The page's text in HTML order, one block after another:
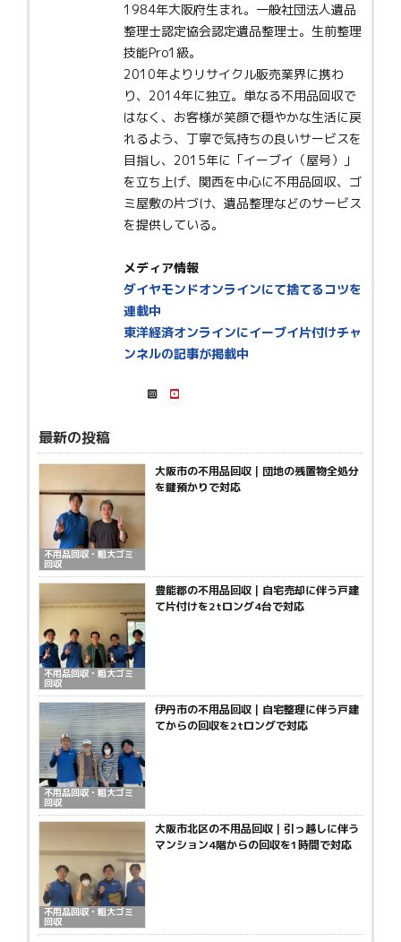
1984年大阪府生まれ。一般社団法人遺品
整理士認定協会認定遺品整理士。生前整理
技能Pro1級。
2010年よりリサイクル販売業界に携わ
り、2014年に独立。単なる不用品回収で
はなく、お客様が笑顔で穏やかな生活に戻
れるよう、丁寧で気持ちの良いサービスを
目指し、2015年に「イーブイ（屋号）」
を立ち上げ、関西を中心に不用品回収、ゴ
ミ屋敷の片づけ、遺品整理などのサービス
を提供している。
メディア情報
ダイヤモンドオンラインにて捨てるコツを
連載中
東洋経済オンラインにイーブイ片付けチャ
ンネルの記事が掲載中
最新の投稿
不用品回収・粗大ゴミ
回収
大阪市の不用品回収｜団地の残置物全処分
を鍵預かりで対応
不用品回収・粗大ゴミ
回収
豊能郡の不用品回収｜自宅売却に伴う戸建
て片付けを2tロング4台で対応
不用品回収・粗大ゴミ
回収
伊丹市の不用品回収｜自宅整理に伴う戸建
てからの回収を2tロングで対応
不用品回収・粗大ゴミ
回収
大阪市北区の不用品回収｜引っ越しに伴う
マンション4階からの回収を1時間で対応